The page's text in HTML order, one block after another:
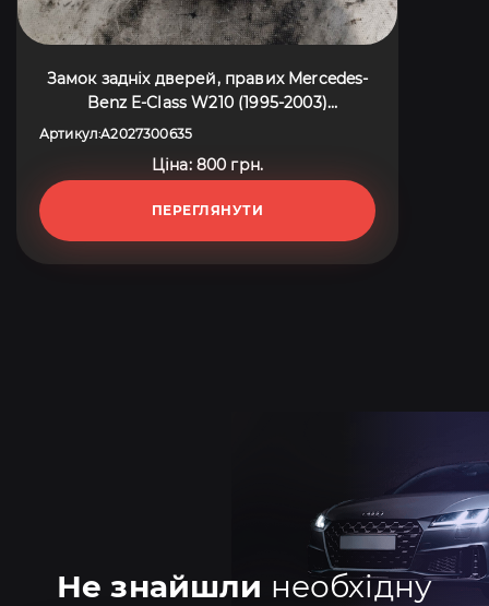
Замок задніх дверей, правих Mercedes-
Benz E-Class W210 (1995-2003)
A2027300635
Артикул:A2027300635
Ціна: 800 грн.
ПЕРЕГЛЯНУТИ
Не знайшли необхідну